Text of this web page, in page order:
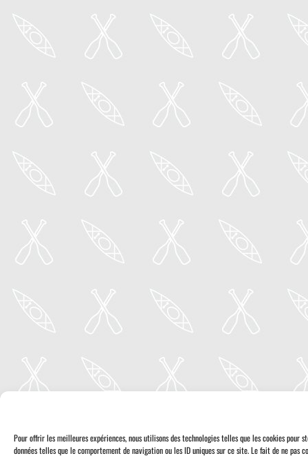
Pour offrir les meilleures expériences, nous utilisons des technologies telles que les cookies
données telles que le comportement de navigation ou les ID uniques sur ce site. Le fait de ne